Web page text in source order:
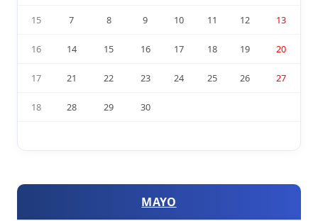
15 7 8 9 10 11 12 13
16 14 15 16 17 18 19 20
17 21 22 23 24 25 26 27
18 28 29 30
MAYO